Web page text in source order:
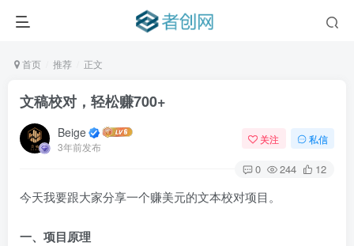
首页 推荐 正文
文稿校对，轻松赚700+
Beige
3年前发布
关注 私信
0 244 12
今天我要跟大家分享一个赚美元的文本校对项目。
一、项目原理